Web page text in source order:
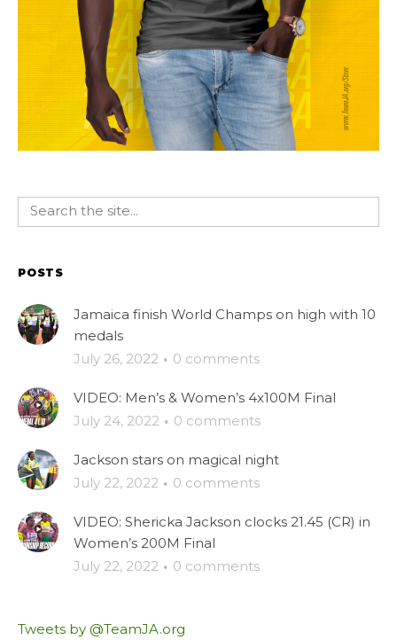
POSTS
Jamaica finish World Champs on high with 10
medals
July 26, 2022 · 0 comments
VIDEO: Men’s & Women’s 4x100M Final
July 24, 2022 · 0 comments
Jackson stars on magical night
July 22, 2022 · 0 comments
VIDEO: Shericka Jackson clocks 21.45 (CR) in
Women’s 200M Final
July 22, 2022 · 0 comments
Tweets by @TeamJA.org